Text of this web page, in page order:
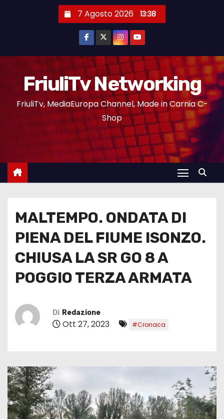
7 Agosto 2026 13:38
FriuliTv Networking
FriuliTv, MediaEuropa Channel, Made in Carnia C-
Shop
MALTEMPO. ONDATA DI
PIENA DEL FIUME ISONZO.
CHIUSA LA SR GO 8 A
POGGIO TERZA ARMATA
Di Redazione
Ott 27, 2023 #Cronaca